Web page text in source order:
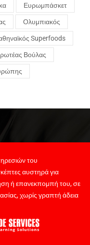
Ευρωμπάσκετ
Ολυμπιακός
Superfoods
Βούλας
του
αυστηρά για
ή επανεκπομπή του, σε
χωρίς γραπτή άδεια